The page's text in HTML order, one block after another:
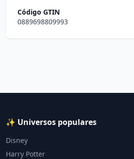
Código GTIN
0889698809993
✨ Universos populares
Disney
Harry Potter